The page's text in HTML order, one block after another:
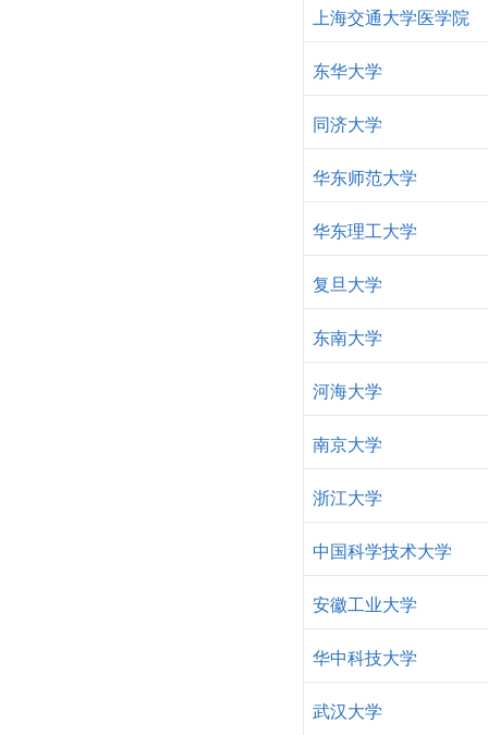
上海交通大学医学院
东华大学
同济大学
华东师范大学
华东理工大学
复旦大学
东南大学
河海大学
南京大学
浙江大学
中国科学技术大学
安徽工业大学
华中科技大学
武汉大学